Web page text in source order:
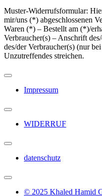
Muster-Widerrufsformular:
mir/uns (*) abgeschlossenen
Waren (*) – Bestellt am (*)/
Verbraucher(s) – Anschrift
des/der Verbraucher(s) (nur
Unzutreffendes streichen.
Impressum
WIDERRUF
datenschutz
© 2025 Khaled Hamid